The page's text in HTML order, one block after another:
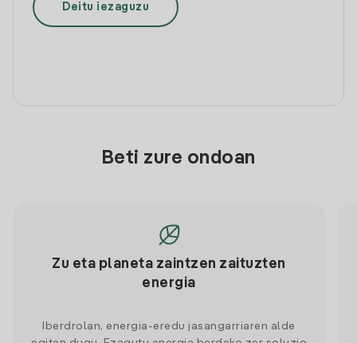
Deitu iezaguzu
Beti zure ondoan
Zu eta planeta zaintzen zaituzten
energia
Iberdrolan, energia-eredu jasangarriaren alde